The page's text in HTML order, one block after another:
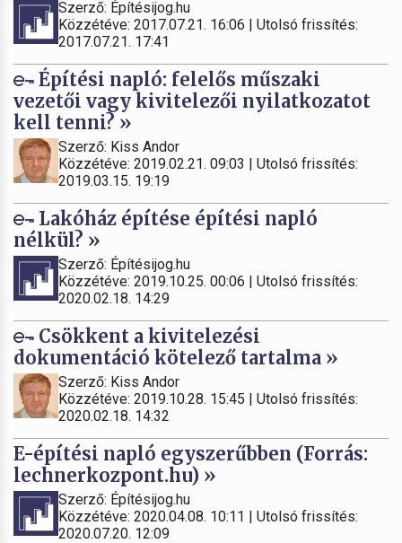
Szerző: Építésijog.hu
Közzétéve: 2017.07.21. 16:06 | Utolsó frissítés:
2017.07.21. 17:41
Építési napló: felelős műszaki
vezetői vagy kivitelezői nyilatkozatot
kell tenni? »
Szerző: Kiss Andor
Közzétéve: 2019.02.21. 09:03 | Utolsó frissítés:
2019.03.15. 19:19
Lakóház építése építési napló
nélkül? »
Szerző: Építésijog.hu
Közzétéve: 2019.10.25. 00:06 | Utolsó frissítés:
2020.02.18. 14:29
Csökkent a kivitelezési
dokumentáció kötelező tartalma »
Szerző: Kiss Andor
Közzétéve: 2019.10.28. 15:45 | Utolsó frissítés:
2020.02.18. 14:32
E-építési napló egyszerűbben (Forrás:
lechnerkozpont.hu) »
Szerző: Építésijog.hu
Közzétéve: 2020.04.08. 10:11 | Utolsó frissítés:
2020.07.20. 12:09